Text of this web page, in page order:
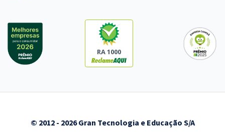
RA 1000
© 2012 - 2026 Gran Tecnologia e Educação S/A